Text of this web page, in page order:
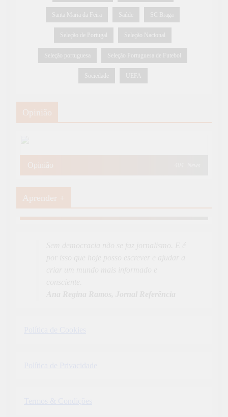
Santa Maria da Feira Saúde SC Braga
Seleção de Portugal Seleção Nacional
Seleção portuguesa Seleção Portuguesa de Futebol
Sociedade UEFA
Opinião
Opinião
Aprender +
Aprender Mais 19 News